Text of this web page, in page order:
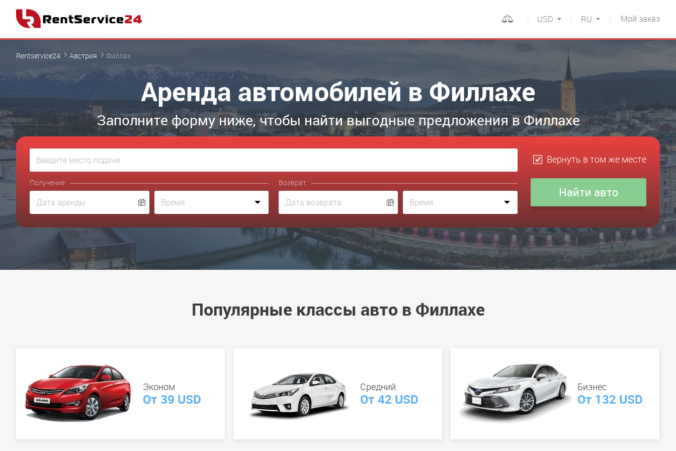
Мой заказ
RU
USD
Rentservice24 Австрия Филлах
Аренда автомобилей в Филлахе
Заполните форму ниже, чтобы найти выгодные предложения в Филлахе
Вернуть в том же месте
Получение Возврат
Популярные классы авто в Филлахе
Эконом
От 39 USD
Средний
От 42 USD
Бизнес
От 132 USD